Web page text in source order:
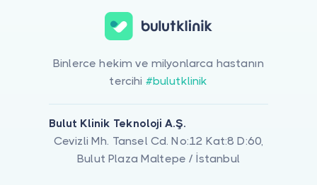
Binlerce hekim ve milyonlarca hastanın
tercihi #bulutklinik
Bulut Klinik Teknoloji A.Ş.
Cevizli Mh. Tansel Cd. No:12 Kat:8 D:60,
Bulut Plaza Maltepe / İstanbul